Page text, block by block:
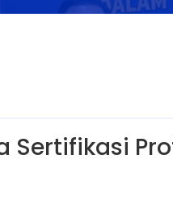
Sertifikasi